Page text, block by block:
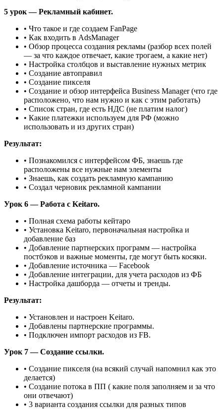
5 урок — Рекламный кабинет.
• Что такое и где создаем FanPage
• Как входить в AdsManager
• Обзор процесса создания рекламы (разбор всех полей
— за что каждое отвечает, какие трогаем, а какие нет)
• Настройка столбцов и выставление нужных метрик
• Создание автоправил
• Создание пикселя
• Создание и обзор интерфейса Business Manager (что где
расположено, что нам нужно и как с этим работать)
• Список стран, где есть НДС (не платим налог)
• Какие платежки используем для РФ (можно
использовать и из других стран)
Результат:
• Познакомился с интерфейсом ФБ, знаешь где
расположены все нужные нам элементы
• Знаешь, как создать рекламную кампанию
• Создал черновик рекламной кампании
Урок 6 — Работа с Keitaro.
• Полная схема работы кейтаро
• Установка Keitaro, первоначальная настройка и
добавление баз
• Добавление партнерских программ — настройка
постбэков и важные моменты, где могут быть косяки.
• Добавление источника — Facebook
• Добавление интеграции, для учета расходов из ФБ
• Настройка дашборда — отчеты и тренды.
Результат:
• Установлен и настроен Keitaro.
• Добавлены партнерские программы.
• Подключен импорт расходов из FB.
Урок 7 — Создание ссылки.
• Создание пикселя (на всякий случай напомнил как это
делается)
• Создание потока в ПП ( какие поля заполняем и за что
они отвечают)
• 3 варианта создания ссылки для разных типов